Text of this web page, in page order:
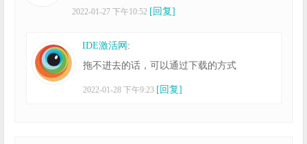
2022-01-27 下午10:52 [回复]
IDE激活网 :
拖不进去的话，可以通过下载的方式
2022-01-28 下午9:23 [回复]